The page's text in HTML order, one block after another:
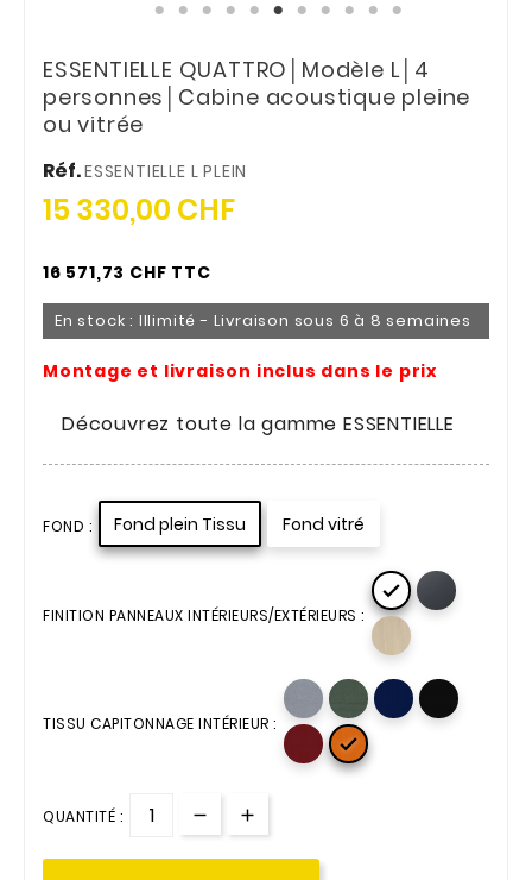
ESSENTIELLE QUATTRO│Modèle L│4
personnes│Cabine acoustique pleine
ou vitrée
Réf.ESSENTIELLE L PLEIN
15 330,00 CHF
16 571,73 CHF TTC
En stock : Illimité - Livraison sous 6 à 8 semaines
Montage et livraison inclus dans le prix
Découvrez toute la gamme ESSENTIELLE
FOND : Fond plein Tissu Fond vitré
FINITION PANNEAUX INTÉRIEURS/EXTÉRIEURS :

TISSU CAPITONNAGE INTÉRIEUR :

QUANTITÉ :